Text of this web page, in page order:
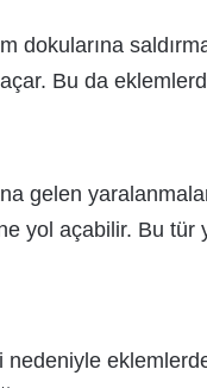
dokularına
Bu da
gelen
yol açabilir. Bu